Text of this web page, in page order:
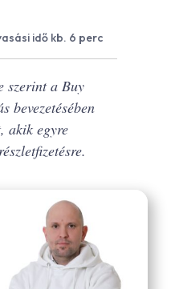
idő kb. 6 perc
szerint a Buy
bevezetésében
akik egyre